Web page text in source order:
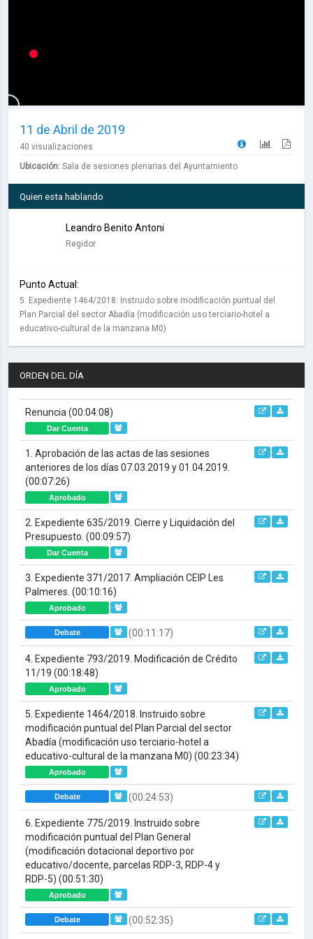
11 de Abril de 2019
40 visualizaciones
Ubicación: Sala de sesiones plenarias del Ayuntamiento
Quien esta hablando
Leandro Benito Antoni
Regidor
Punto Actual:
5. Expediente 1464/2018. Instruido sobre modificación puntual del
Plan Parcial del sector Abadía (modificación uso terciario-hotel a
educativo-cultural de la manzana M0)
ORDEN DEL DÍA
Renuncia (00:04:08)
Dar Cuenta
1. Aprobación de las actas de las sesiones
anteriores de los días 07.03.2019 y 01.04.2019.
(00:07:26)
Aprobado
2. Expediente 635/2019. Cierre y Liquidación del
Presupuesto. (00:09:57)
Dar Cuenta
3. Expediente 371/2017. Ampliación CEIP Les
Palmeres. (00:10:16)
Aprobado
Debate (00:11:17)
4. Expediente 793/2019. Modificación de Crédito
11/19 (00:18:48)
Aprobado
5. Expediente 1464/2018. Instruido sobre
modificación puntual del Plan Parcial del sector
Abadía (modificación uso terciario-hotel a
educativo-cultural de la manzana M0) (00:23:34)
Aprobado
Debate (00:24:53)
6. Expediente 775/2019. Instruido sobre
modificación puntual del Plan General
(modificación dotacional deportivo por
educativo/docente, parcelas RDP-3, RDP-4 y
RDP-5) (00:51:30)
Aprobado
Debate (00:52:35)